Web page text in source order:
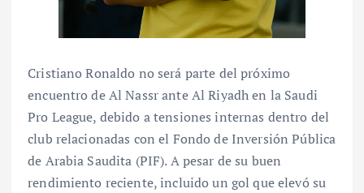
Cristiano Ronaldo no será parte del próximo
encuentro de Al Nassr ante Al Riyadh en la Saudi
Pro League, debido a tensiones internas dentro del
club relacionadas con el Fondo de Inversión Pública
de Arabia Saudita (PIF). A pesar de su buen
rendimiento reciente, incluido un gol que elevó su